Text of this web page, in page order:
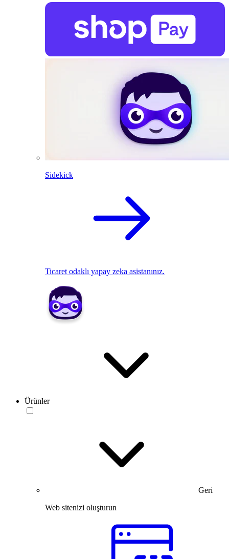
Sidekick
Ticaret odaklı yapay zeka asistanınız.
Ürünler
Geri
Web sitenizi oluşturun